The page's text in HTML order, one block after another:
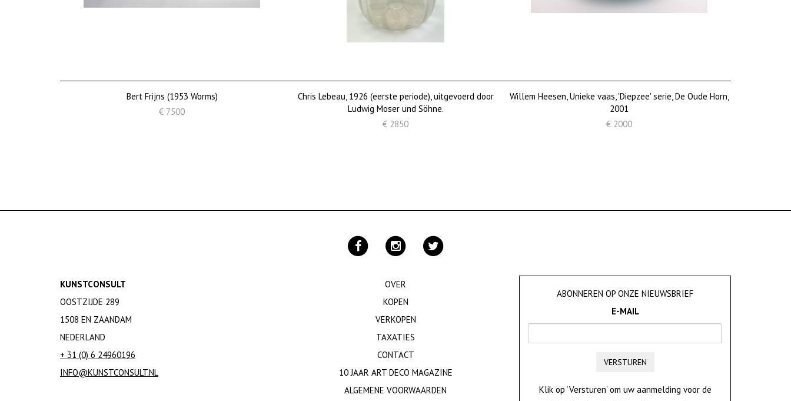
Bert Frijns (1953 Worms)
€ 7500
Chris Lebeau, 1926 (eerste periode), uitgevoerd door
Ludwig Moser und Söhne.
€ 2850
Willem Heesen, Unieke vaas, 'Diepzee' serie, De Oude Horn,
2001
€ 2000
KUNSTCONSULT
OOSTZIJDE 289
1508 EN ZAANDAM
NEDERLAND
+ 31 (0) 6 24960196
INFO@KUNSTCONSULT.NL
OVER
KOPEN
VERKOPEN
TAXATIES
CONTACT
10 JAAR ART DECO MAGAZINE
ALGEMENE VOORWAARDEN
ABONNEREN OP ONZE NIEUWSBRIEF
E-MAIL
VERSTUREN
Klik op ‘Versturen’ om uw aanmelding voor de